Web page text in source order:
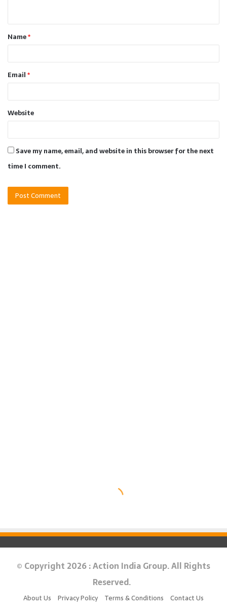
© Copyright 2026 : Action India Group. All Rights
Reserved.
About Us Privacy Policy Terms & Conditions Contact Us